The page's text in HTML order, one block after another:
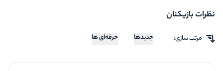
نظرات بازیکنان
مرتب سازی: جدیدها حرفه‌ای ها